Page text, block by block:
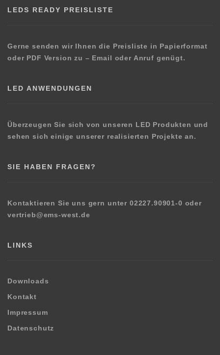
LEDS READY PREISLISTE
Gerne senden wir Ihnen die Preisliste in Papierformat
oder PDF Version zu – Email oder Anruf genügt.
LED ANWENDUNGEN
Überzeugen Sie sich von unseren LED Produkten und
sehen sich einige unserer realisierten Projekte an.
SIE HABEN FRAGEN?
Kontaktieren Sie uns gern unter 02227.90901-0 oder
vertrieb@ems-west.de
LINKS
Downloads
Kontakt
Impressum
Datenschutz